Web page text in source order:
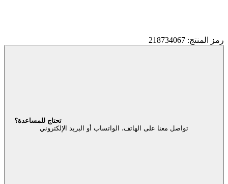
رمز المنتج: 218734067
تحتاج للمساعدة؟
تواصل معنا على الهاتف، الواتساب أو البريد الإلكتروني